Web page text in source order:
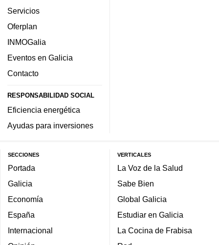
Servicios
Oferplan
INMOGalia
Eventos en Galicia
Contacto
RESPONSABILIDAD SOCIAL
Eficiencia energética
Ayudas para inversiones
SECCIONES
Portada
Galicia
Economía
España
Internacional
VERTICALES
La Voz de la Salud
Sabe Bien
Global Galicia
Estudiar en Galicia
La Cocina de Frabisa